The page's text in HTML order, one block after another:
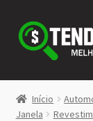
Pular
para
navegação
Pular
para
conteúdo
LOJA
<>
Início
Janela